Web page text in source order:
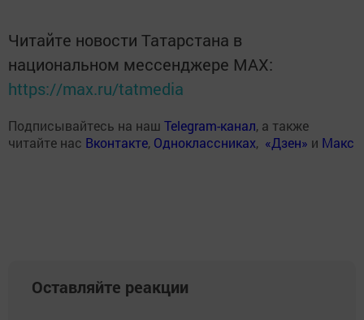
Читайте новости Татарстана в
национальном мессенджере MАХ:
https://max.ru/tatmedia
Подписывайтесь на наш Telegram-канал, а также
читайте нас Вконтакте, Одноклассниках, «Дзен» и Макс
Оставляйте реакции